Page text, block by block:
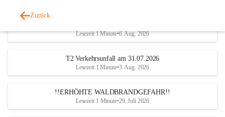
Zurück
Lesezeit 1 Minute•6. Aug. 2026
T2 Verkehrsunfall am 31.07.2026
Lesezeit 1 Minute•3. Aug. 2026
!!ERHÖHTE WALDBRANDGEFAHR!!
Lesezeit 1 Minute•29. Juli 2026